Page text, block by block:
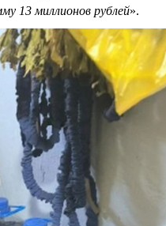
13 миллионов рублей».